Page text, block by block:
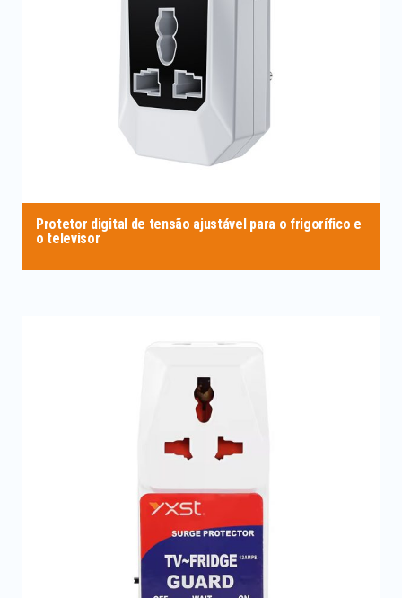
Protetor digital de tensão ajustável para o frigorífico e
o televisor